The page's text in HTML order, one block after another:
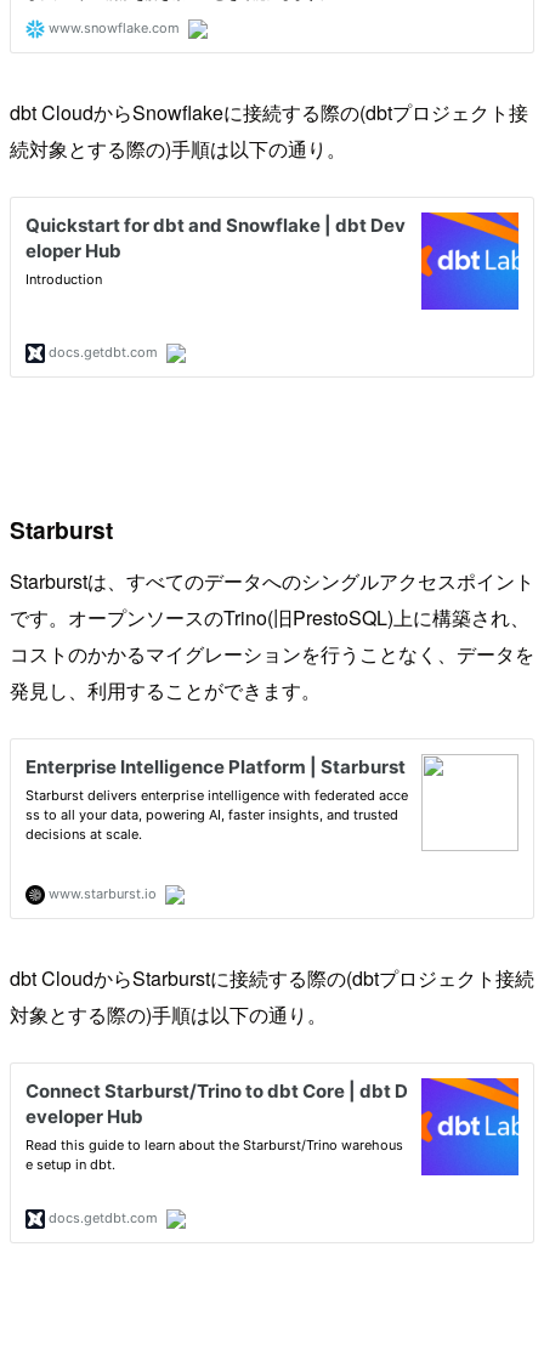
dbt CloudからSnowflakeに接続する際の(dbtプロジェクト接
続対象とする際の)手順は以下の通り。
Starburst
Starburstは、すべてのデータへのシングルアクセスポイント
です。オープンソースのTrino(旧PrestoSQL)上に構築され、
コストのかかるマイグレーションを行うことなく、データを
発見し、利用することができます。
dbt CloudからStarburstに接続する際の(dbtプロジェクト接続
対象とする際の)手順は以下の通り。